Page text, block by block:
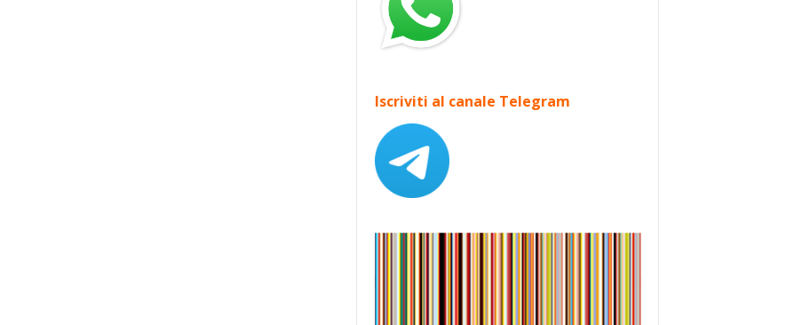
Iscriviti al canale Telegram